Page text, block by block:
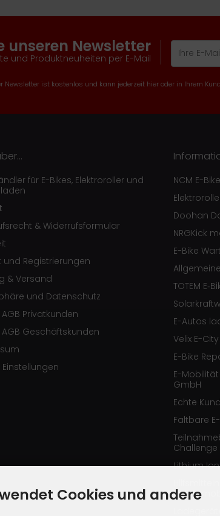
unseren Newsletter
und Produktneuheiten per E-Mail
Newsletter ist kostenlos und kann jederzeit hier oder in Ihrem
für E-Bikes, Elektroroller und
& Widerrufsformular
und Registrierungen
& Versand
und Datenschutz
Privatkunden
AGB Geschäftskunden
NCM E-
Doohan
NRGKick
E-Bike
TOTEM
E-Autos
Velix E-
E-Bike
E-
GmbH
Echte
Faltbare
Challenge
Lithium
Cookies und andere